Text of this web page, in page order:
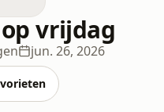
vrijdag
jun. 26, 2026